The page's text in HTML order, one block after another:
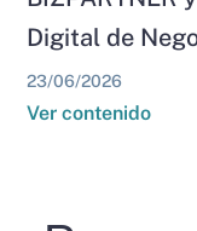
Digital de
23/06/2026
Ver contenido